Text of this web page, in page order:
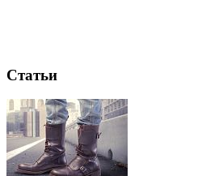
Статьи